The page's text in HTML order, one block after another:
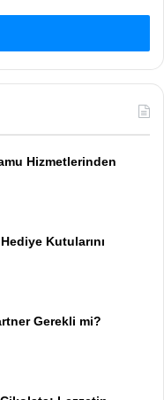
Hizmetlerinden
Kutularını
Gerekli mi?